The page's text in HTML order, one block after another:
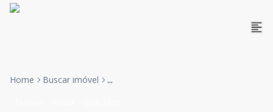
Home Buscar imóvel ...